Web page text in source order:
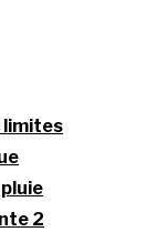
limites
2